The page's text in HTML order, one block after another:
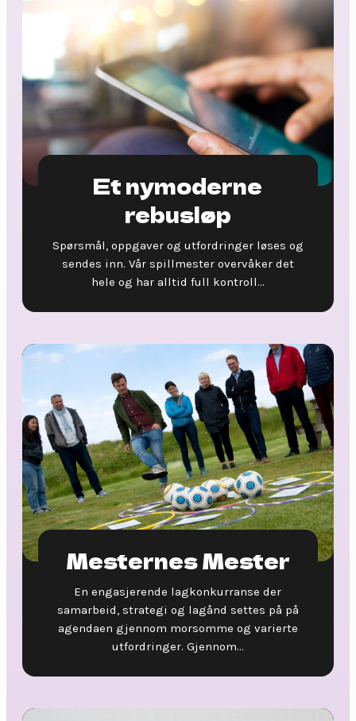
Et nymoderne
rebusløp
Spørsmål, oppgaver og utfordringer løses og
sendes inn. Vår spillmester overvåker det
hele og har alltid full kontroll...
Mesternes Mester
En engasjerende lagkonkurranse der
samarbeid, strategi og lagånd settes på på
agendaen gjennom morsomme og varierte
utfordringer. Gjennom...